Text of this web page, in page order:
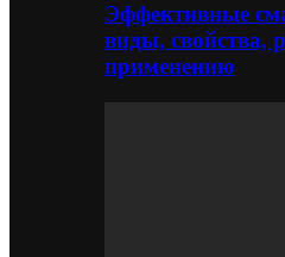
Эффективные
виды, свойства,
применению